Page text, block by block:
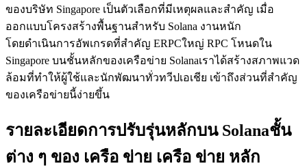
ของบริษัท Singapore เป็นตัวเลือกที่มีเหตุผลและสําคัญ เมื่อ
ออกแบบโครงสร้างพื้นฐานสําหรับ Solana งานหนัก
โดยดําเนินการอัพเกรดที่สําคัญ ERPCใหญ่ RPC โหนดใน
Singapore บนชั้นหลักของเครือข่าย Solanaเราได้สร้างสภาพแวด
ล้อมที่ทําให้ผู้ใช้และนักพัฒนาทั่วทวีปเอเชีย เข้าถึงส่วนที่สําคัญ
ของเครือข่ายนี้ง่ายขึ้น
รายละเอียดการปรับรุ่นหลักบน Solanaชั้น
ต่าง ๆ ของ เครือ ข่าย เครือ ข่าย หลัก